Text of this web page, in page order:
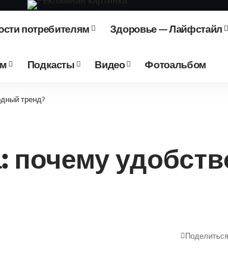
потребителям Здоровье — Лайфстайл
Подкасты Видео Фотоальбом
тренд?
Поделиться